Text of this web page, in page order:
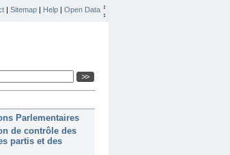
| Sitemap | Help | Open Data
Parlementaires
de contrôle des
partis et des